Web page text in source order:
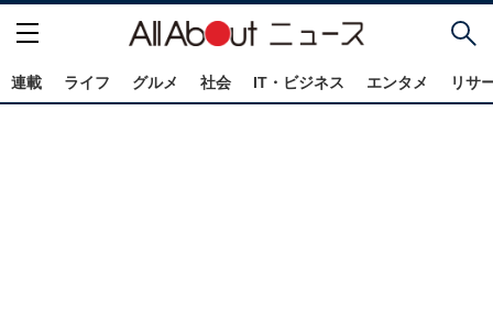
連載 ライフ グルメ 社会 IT・ビジネス エンタメ リサ